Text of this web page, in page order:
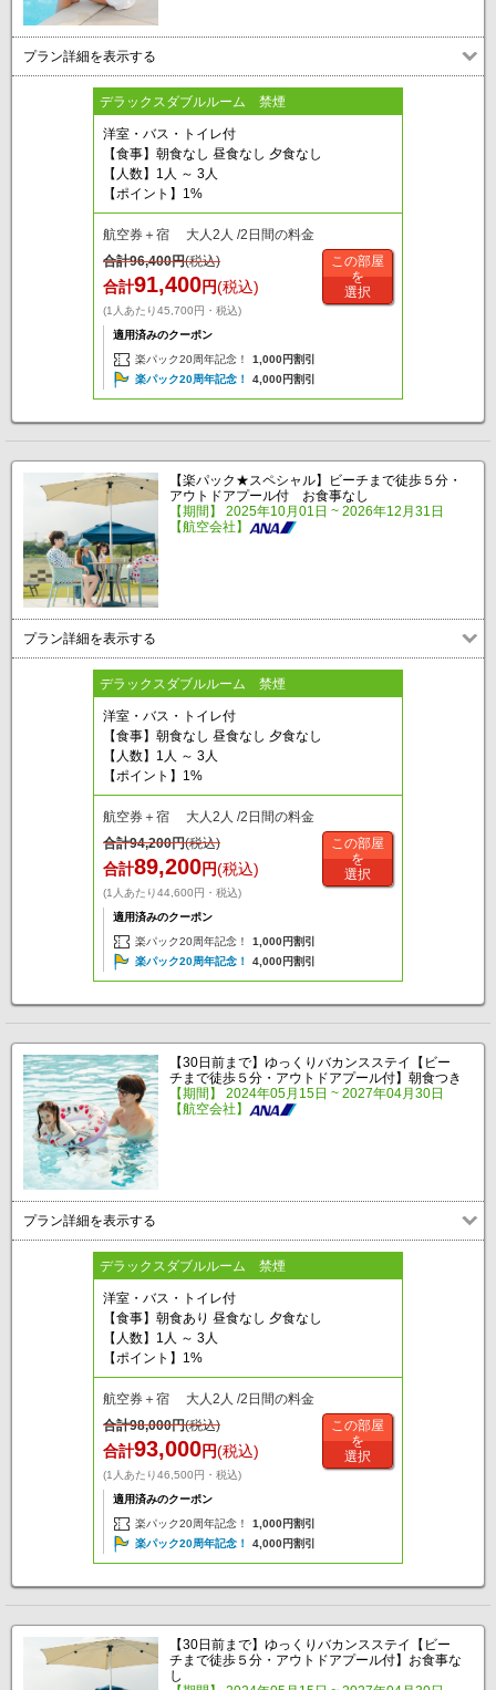
プラン詳細を表示する
デラックスダブルルーム 禁煙
洋室・バス・トイレ付
【食事】朝食なし 昼食なし 夕食なし
【人数】1人 ～ 3人
【ポイント】1%
航空券＋宿 大人2人 /2日間の料金
合計96,400円(税込)
合計91,400円(税込)
(1人あたり45,700円・税込)
適用済みのクーポン
楽パック20周年記念！
1,000円割引
楽パック20周年記念！
4,000円割引
この部屋
を
選択
【楽パック★スペシャル】ビーチまで徒歩５分・
アウトドアプール付 お食事なし
【期間】 2025年10月01日 ~ 2026年12月31日
【航空会社】
プラン詳細を表示する
デラックスダブルルーム 禁煙
洋室・バス・トイレ付
【食事】朝食なし 昼食なし 夕食なし
【人数】1人 ～ 3人
【ポイント】1%
航空券＋宿 大人2人 /2日間の料金
合計94,200円(税込)
合計89,200円(税込)
(1人あたり44,600円・税込)
適用済みのクーポン
楽パック20周年記念！
1,000円割引
楽パック20周年記念！
4,000円割引
この部屋
を
選択
【30日前まで】ゆっくりバカンスステイ【ビー
チまで徒歩５分・アウトドアプール付】朝食つき
【期間】 2024年05月15日 ~ 2027年04月30日
【航空会社】
プラン詳細を表示する
デラックスダブルルーム 禁煙
洋室・バス・トイレ付
【食事】朝食あり 昼食なし 夕食なし
【人数】1人 ～ 3人
【ポイント】1%
航空券＋宿 大人2人 /2日間の料金
合計98,000円(税込)
合計93,000円(税込)
(1人あたり46,500円・税込)
適用済みのクーポン
楽パック20周年記念！
1,000円割引
楽パック20周年記念！
4,000円割引
この部屋
を
選択
【30日前まで】ゆっくりバカンスステイ【ビー
チまで徒歩５分・アウトドアプール付】お食事な
し